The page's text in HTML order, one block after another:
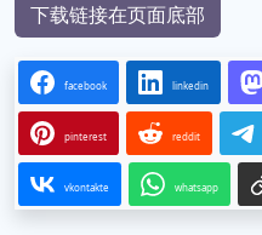
下载链接在页面底部
facebook linkedin
pinterest reddit
vkontakte whatsapp